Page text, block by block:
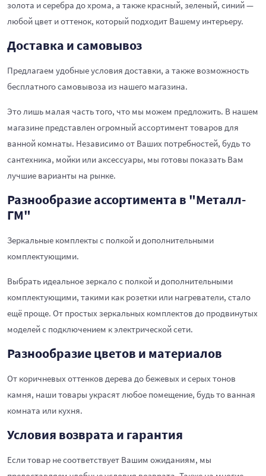
золота и серебра до хрома, а также красный, зеленый, синий —
любой цвет и оттенок, который подходит Вашему интерьеру.
Доставка и самовывоз
Предлагаем удобные условия доставки, а также возможность
бесплатного самовывоза из нашего магазина.
Это лишь малая часть того, что мы можем предложить. В нашем
магазине представлен огромный ассортимент товаров для
ванной комнаты. Независимо от Ваших потребностей, будь то
сантехника, мойки или аксессуары, мы готовы показать Вам
лучшие варианты на рынке.
Разнообразие ассортимента в "Металл-
ГМ"
Зеркальные комплекты с полкой и дополнительными
комплектующими.
Выбрать идеальное зеркало с полкой и дополнительными
комплектующими, такими как розетки или нагреватели, стало
ещё проще. От простых зеркальных комплектов до продвинутых
моделей с подключением к электрической сети.
Разнообразие цветов и материалов
От коричневых оттенков дерева до бежевых и серых тонов
камня, наши товары украсят любое помещение, будь то ванная
комната или кухня.
Условия возврата и гарантия
Если товар не соответствует Вашим ожиданиям, мы